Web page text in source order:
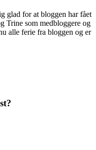
glad for at bloggen har fået
Trine som medbloggere og
alle ferie fra bloggen og er